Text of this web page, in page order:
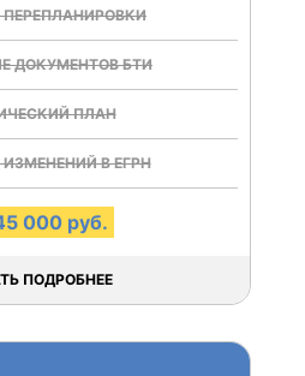
ДОКУМЕНТОВ БТИ
ПЛАН
В ЕГРН
000 руб.
ПОДРОБНЕЕ